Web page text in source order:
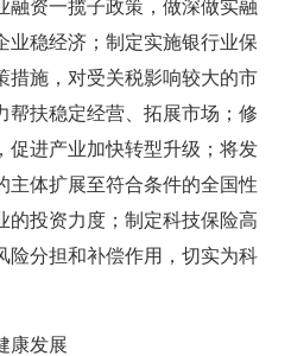
融资一揽子政策，做深做实融
业稳经济；制定实施银行业保
措施，对受关税影响较大的市
帮扶稳定经营、拓展市场；修
促进产业加快转型升级；将发
主体扩展至符合条件的全国性
的投资力度；制定科技保险高
险分担和补偿作用，切实为科
发展